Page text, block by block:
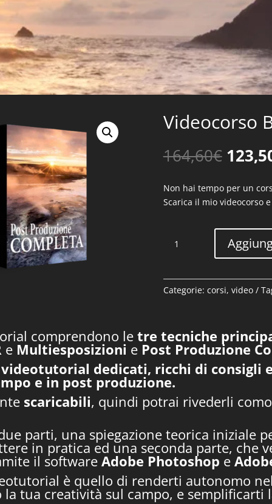
Videocorso
164,60€ Il
era:
Non hai tempo per un
Scarica il mio videocorso
Bundle
Categorie: corsi, video
comprendono letre tecniche
e Multiesposizioni e Post Produzione
dedicati, ricchi di consigli
e in post produzione.
scaricabili, quindi potrai rivederli
parti, una spiegazione teorica iniziale
in pratica ed una seconda parte, che
il softwareAdobe Photoshop e
è quello di renderti autonomo
tua creatività sul campo, e semplificarti